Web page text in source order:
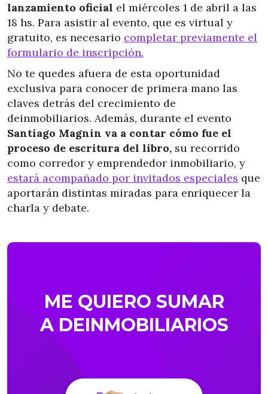
lanzamiento oficial el miércoles 1 de abril a las
18 hs. Para asistir al evento, que es virtual y
gratuito, es necesario completar previamente el
formulario de inscripción.
No te quedes afuera de esta oportunidad
exclusiva para conocer de primera mano las
claves detrás del crecimiento de
deinmobiliarios. Además, durante el evento
Santiago Magnin va a contar cómo fue el
proceso de escritura del libro, su recorrido
como corredor y emprendedor inmobiliario, y
estará acompañado por invitados especiales que
aportarán distintas miradas para enriquecer la
charla y debate.
ME QUIERO SUMAR
A DEINMOBILIARIOS